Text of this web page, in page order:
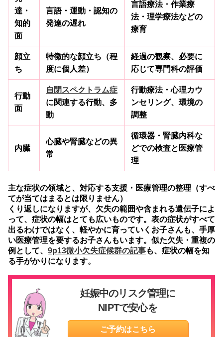
達・
知的
面
言語・運動・認知の
発達の遅れ
言語療法・作業療
法・理学療法などの
療育
顔立
ち
特徴的な顔立ち（程
度に個人差）
経過の観察、必要に
応じて専門科の評価
行動
面
自閉スペクトラム症
に関連する行動、多
動
行動療法・心理カウ
ンセリング、環境の
調整
内臓
心臓や腎臓などの異
常
循環器・腎臓内科な
どでの検査と医療管
理
主な症状の領域と、対応する支援・医療管理の整理（すべ
てが当てはまるとは限りません）
くり返しになりますが、欠失の範囲や含まれる遺伝子によ
って、症状の幅はとても広いものです。表の症状がすべて
出るわけではなく、軽やかに育っていくお子さんも、手厚
い医療管理を要するお子さんもいます。似た欠失・重複の
例として、 9p13微小欠失症候群の記事も、症状の幅を知
る手がかりになります。
妊娠中のリスク管理に
NIPTで安心を
ご予約はこちら